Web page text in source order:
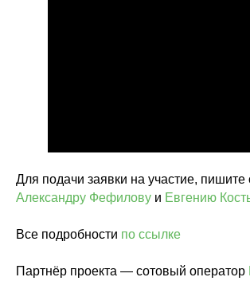
Для подачи заявки на участие, пишите
Александру Фефилову и Евгению
Все подробности по ссылке
Партнёр проекта — сотовый оператор